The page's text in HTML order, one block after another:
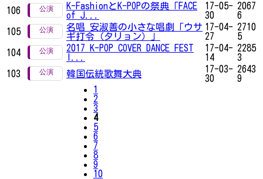
106
K-FashionとK-POPの祭典「FACE
of J...
17-05-
30
2067
6
105
名唱 安淑善の小さな唱劇「ウサ
ギ打令（タリョン）」
17-04-
27
2710
5
104
2017 K-POP COVER DANCE FEST
17-04-
14
2285
3
103
韓国伝統歌舞大典
17-03-
30
2643
9
1
2
3
4
5
6
7
8
9
10